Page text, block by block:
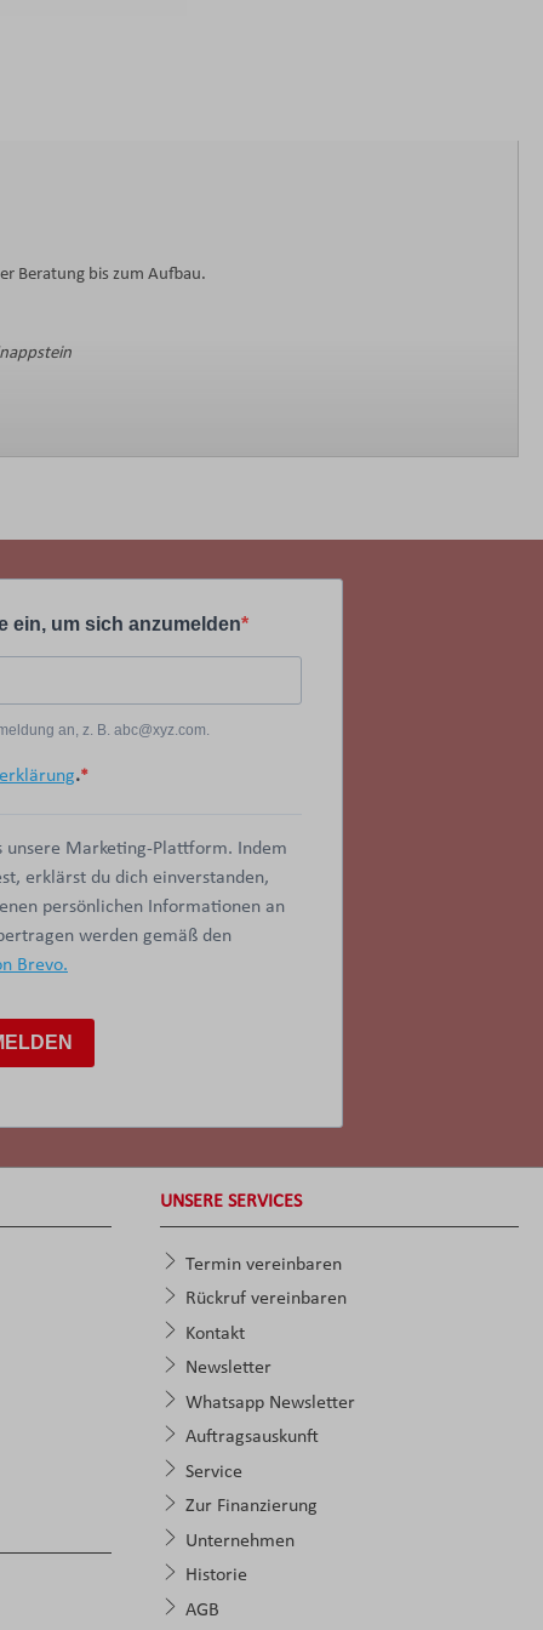
Beratung bis zum Aufbau.
ein, um sich anzumelden
an, z. B. abc@xyz.com.
.
unsere Marketing-Plattform. Indem
erklärst du dich einverstanden,
persönlichen Informationen an
werden gemäß den
Brevo.
UNSERE SERVICES
Termin vereinbaren
Rückruf vereinbaren
Kontakt
Newsletter
Whatsapp Newsletter
Auftragsauskunft
Service
Zur Finanzierung
Unternehmen
Historie
AGB